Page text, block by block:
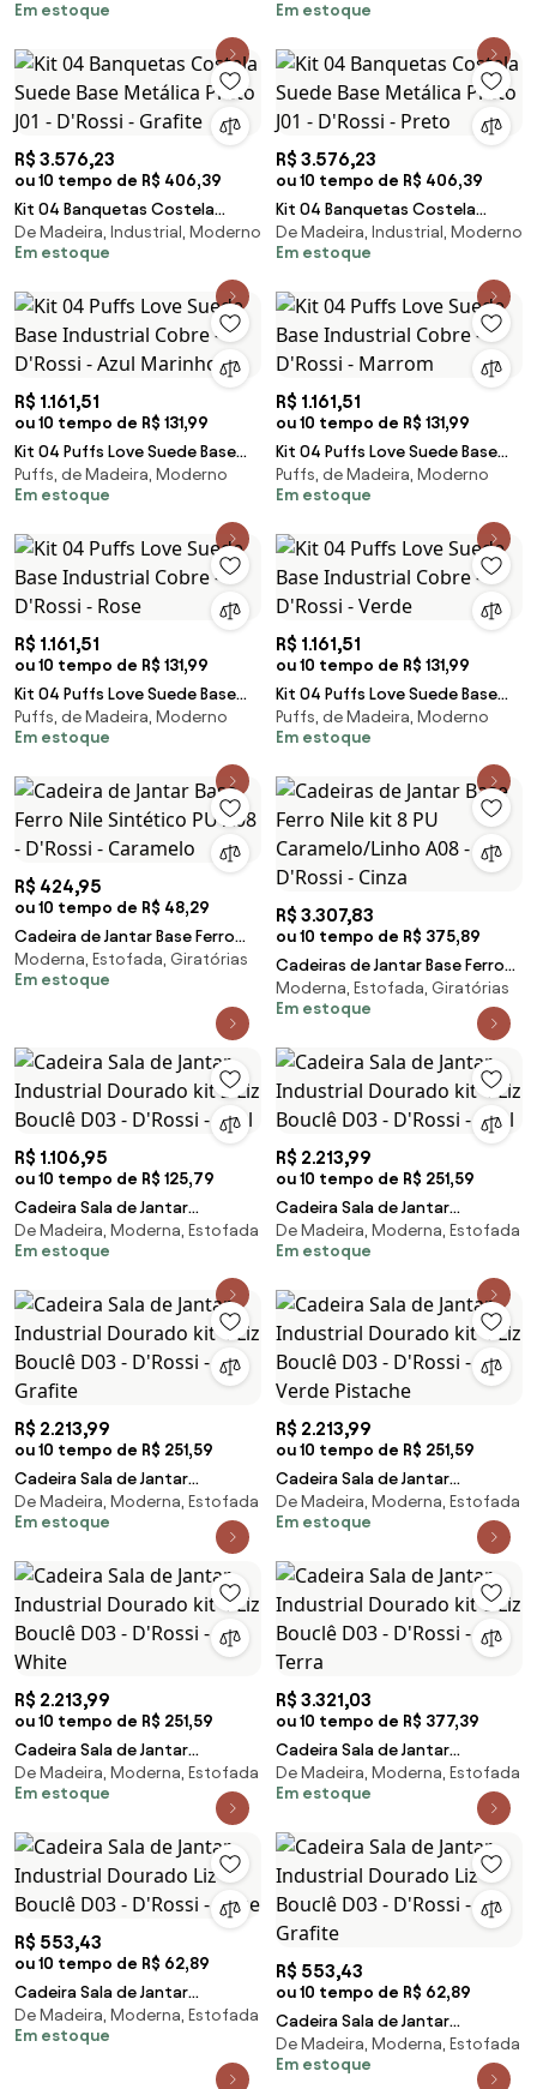
- D'Rossi - Bege
Em estoque
D'Rossi - Azul Marinho
Em estoque
R$ 3.576,23
ou 10 tempo de R$ 406,39
Kit 04 Banquetas Costela
Suede Base Metálica Preto J01 -
D'Rossi - Grafite
De Madeira, Industrial, Moderno
Em estoque
R$ 3.576,23
ou 10 tempo de R$ 406,39
Kit 04 Banquetas Costela
Suede Base Metálica Preto J01 -
D'Rossi - Preto
De Madeira, Industrial, Moderno
Em estoque
R$ 1.161,51
ou 10 tempo de R$ 131,99
Kit 04 Puffs Love Suede Base
Industrial Cobre - D'Rossi - Azul
Marinho
Puffs, de Madeira, Moderno
Em estoque
R$ 1.161,51
ou 10 tempo de R$ 131,99
Kit 04 Puffs Love Suede Base
Industrial Cobre - D'Rossi -
Marrom
Puffs, de Madeira, Moderno
Em estoque
R$ 1.161,51
ou 10 tempo de R$ 131,99
Kit 04 Puffs Love Suede Base
Industrial Cobre - D'Rossi -
Rose
Puffs, de Madeira, Moderno
Em estoque
R$ 1.161,51
ou 10 tempo de R$ 131,99
Kit 04 Puffs Love Suede Base
Industrial Cobre - D'Rossi -
Verde
Puffs, de Madeira, Moderno
Em estoque
R$ 424,95
ou 10 tempo de R$ 48,29
Cadeira de Jantar Base Ferro
Nile Sintético PU A08 - D'Rossi -
Caramelo
Moderna, Estofada, Giratórias
Em estoque
R$ 3.307,83
ou 10 tempo de R$ 375,89
Cadeiras de Jantar Base Ferro
Nile kit 8 PU Caramelo/Linho A08
- D'Rossi - Cinza
Moderna, Estofada, Giratórias
Em estoque
R$ 1.106,95
ou 10 tempo de R$ 125,79
Cadeira Sala de Jantar
Industrial Dourado kit 2 Liz
Bouclê D03 - D'Rossi - Azul
De Madeira, Moderna, Estofada
Em estoque
R$ 2.213,99
ou 10 tempo de R$ 251,59
Cadeira Sala de Jantar
Industrial Dourado kit 4 Liz
Bouclê D03 - D'Rossi - Azul
De Madeira, Moderna, Estofada
Em estoque
R$ 2.213,99
ou 10 tempo de R$ 251,59
Cadeira Sala de Jantar
Industrial Dourado kit 4 Liz
Bouclê D03 - D'Rossi - Grafite
De Madeira, Moderna, Estofada
Em estoque
R$ 2.213,99
ou 10 tempo de R$ 251,59
Cadeira Sala de Jantar
Industrial Dourado kit 4 Liz
Bouclê D03 - D'Rossi - Verde
De Madeira, Moderna, Estofada
Em estoque
R$ 2.213,99
ou 10 tempo de R$ 251,59
Cadeira Sala de Jantar
Industrial Dourado kit 4 Liz
Bouclê D03 - D'Rossi - Off
De Madeira, Moderna, Estofada
Em estoque
R$ 3.321,03
ou 10 tempo de R$ 377,39
Cadeira Sala de Jantar
Industrial Dourado kit 6 Liz
Bouclê D03 - D'Rossi - Terra
De Madeira, Moderna, Estofada
Em estoque
R$ 553,43
ou 10 tempo de R$ 62,89
Cadeira Sala de Jantar
Industrial Dourado Liz Bouclê
D03 - D'Rossi - Bege
De Madeira, Moderna, Estofada
Em estoque
R$ 553,43
ou 10 tempo de R$ 62,89
Cadeira Sala de Jantar
Industrial Dourado Liz Bouclê
D03 - D'Rossi - Grafite
De Madeira, Moderna, Estofada
Em estoque